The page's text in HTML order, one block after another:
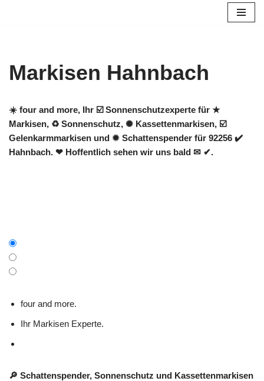
Markisen Hahnbach
☀️ four and more, Ihr ☑️ Sonnenschutzexperte für ★
Markisen, ♻ Sonnenschutz, ✺ Kassettenmarkisen, ☑️
Gelenkarmmarkisen und ✹ Schattenspender für 92256 ✔️
Hahnbach. ❤ Hoffentlich sehen wir uns bald ✉ ✔.
four and more.
Ihr Markisen Experte.
🔎 Schattenspender, Sonnenschutz und Kassettenmarkisen